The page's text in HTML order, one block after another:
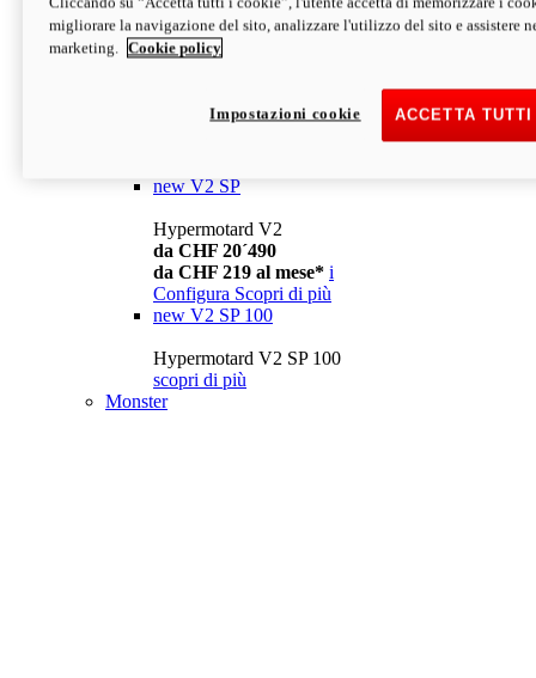
da CHF 13´990
Configura Scopri di più
newV2
da CHF 15´990
new V2 SP
Hypermotard V2
da CHF 20´490
da CHF 219 al mese* i
Configura Scopri di più
new V2 SP 100
Hypermotard V2 SP 100
scopri di più
Monster
migliorare la navigazione del sito, analizzare l'utilizzo del sito e assistere
marketing.
Cookie policy
ACCETTA
Impostazioni cookie